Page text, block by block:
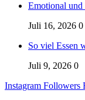
Emotional
Juli 16, 2026 0
So viel Essen
Juli 9, 2026 0
Instagram Followers